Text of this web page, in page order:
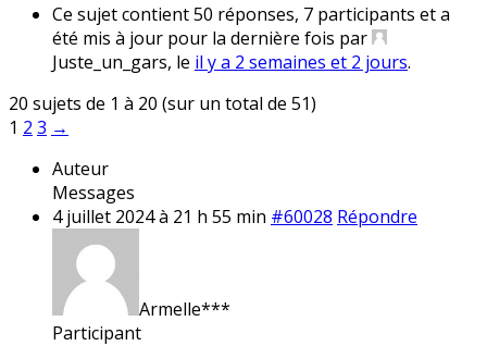
Ce sujet contient 50 réponses, 7 participants et a
été mis à jour pour la dernière fois par
Juste_un_gars, le il y a 2 semaines et 2 jours.
20 sujets de 1 à 20 (sur un total de 51)
1 2 3 →
Auteur
Messages
4 juillet 2024 à 21 h 55 min #60028 Répondre
Armelle***
Participant